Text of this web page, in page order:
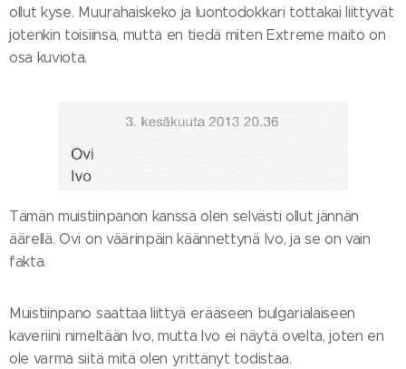
ollut kyse. Muurahaiskeko ja luontodokkari tottakai liittyvät
jotenkin toisiinsa, mutta en tiedä miten Extreme maito on
osa kuviota.
Tämän muistiinpanon kanssa olen selvästi ollut jännän
äärellä. Ovi on väärinpäin käännettynä Ivo, ja se on vain
fakta.
Muistiinpano saattaa liittyä erääseen bulgarialaiseen
kaveriini nimeltään Ivo, mutta Ivo ei näytä ovelta, joten en
ole varma siitä mitä olen yrittänyt todistaa.